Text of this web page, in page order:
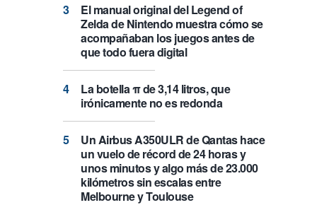
El manual original del Legend of
Zelda de Nintendo muestra cómo se
acompañaban los juegos antes de
que todo fuera digital
La botella π de 3,14 litros, que
irónicamente no es redonda
Un Airbus A350ULR de Qantas hace
un vuelo de récord de 24 horas y
unos minutos y algo más de 23.000
kilómetros sin escalas entre
Melbourne y Toulouse